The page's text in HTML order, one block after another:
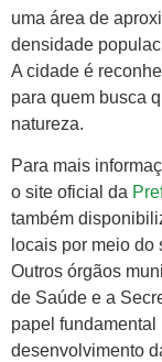
uma área de
densidade
A cidade é
para quem busca
natureza.
Para mais
o site oficial da
também
locais por meio do
Outros órgãos
de Saúde e a
papel fundamental
desenvolvimento